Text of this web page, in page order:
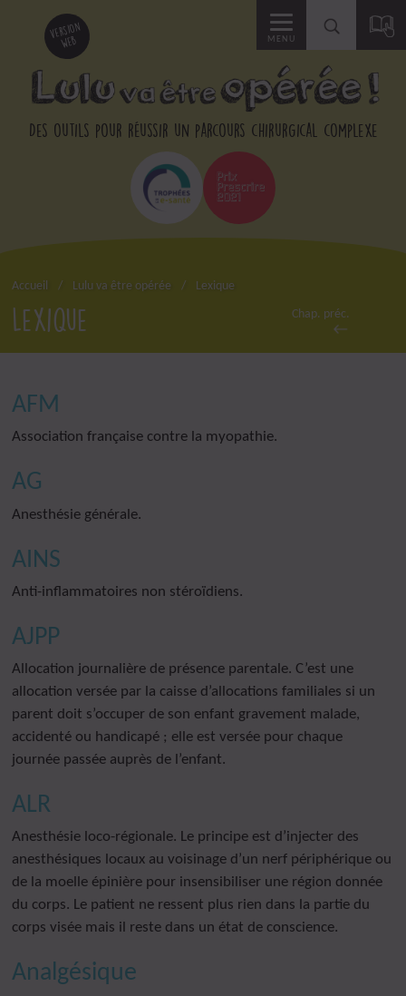
Des outils pour réussir un parcours chirurgical complexe
version
web MENU
Accéder
la
Accueil Lulu va être opérée Lexique
Lexique Chap. préc.
AFM
Association française contre la myopathie.
AG
Anesthésie générale.
AINS
Anti-inflammatoires non stéroïdiens.
AJPP
Allocation journalière de présence parentale. C’est une
allocation versée par la caisse d’allocations familiales si un
parent doit s’occuper de son enfant gravement malade,
accidenté ou handicapé ; elle est versée pour chaque
journée passée auprès de l’enfant.
ALR
Anesthésie loco-régionale. Le principe est d’injecter des
anesthésiques locaux au voisinage d’un nerf périphérique ou
de la moelle épinière pour insensibiliser une région donnée
du corps. Le patient ne ressent plus rien dans la partie du
corps visée mais il reste dans un état de conscience.
Analgésique